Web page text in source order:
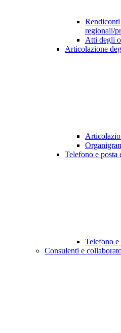
regionali/
Atti degli
Articolazione
Telefono e posta
Telefono e
Consulenti e